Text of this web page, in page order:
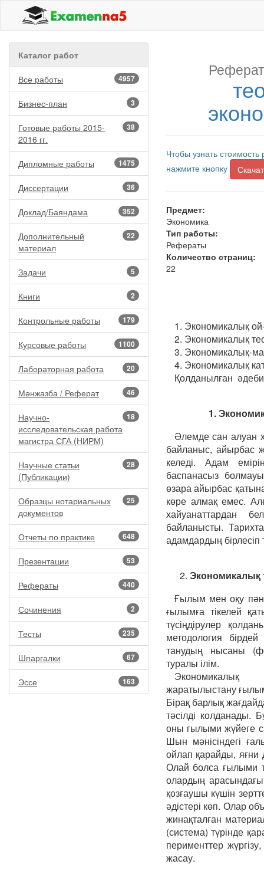
Каталог работ
4957
Все работы
3
Бизнес-план
38
Готовые работы 2015-
2016 гг.
1475
Дипломные работы
36
Диссертации
352
Доклад/Баяндама
22
Дополнительный
материал
5
Задачи
2
Книги
179
Контрольные работы
1100
Курсовые работы
20
Лабораторная работа
46
Мәнжазба / Реферат
18
Научно-
исследовательская работа
магистра СГА (НИРМ)
28
Научные статьи
(Публикации)
25
Образцы нотариальных
документов
648
Отчеты по практике
53
Презентации
440
Рефераты
2
Сочинения
235
Тесты
67
Шпаргалки
163
Эссе
Чтобы узнать
нажмите кнопку
Предмет:
Экономика
Тип работы:
Рефераты
Количество страниц:
22
1. Экономикалық
2. Экономикалық
3. Экономикалық-
4. Экономикалық
Қолданылған
1.
Әлемде сан алуан
байланыс, айырбас
келеді. Адам
баспанасыз
өзара айырбас
көре алмақ емес.
хайуанаттардан
байланысты.
адамдардың
2. Экономикалық
Ғылым мен оқу
ғылымға тікелей
түсіңдірулер
методология
танудың нысаны
туралы ілім.
Экономикалық
жаратылыстану
Бірақ барлық
тәсілді колданады.
оны гылыми жүйеге
Шын мәнісіндегі
ойлап қарайды, яғни
Олай болса ғылыми
олардың
қозғаушы күшін
әдістері көп. Олар
жинақталған
(система) түрінде
перименттер
жасау.